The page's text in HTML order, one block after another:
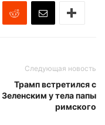
Следующая новость
Трамп встретился с
Зеленским у тела папы
римского